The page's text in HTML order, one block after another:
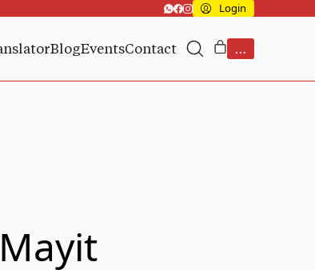
Login
BlogEventsContact